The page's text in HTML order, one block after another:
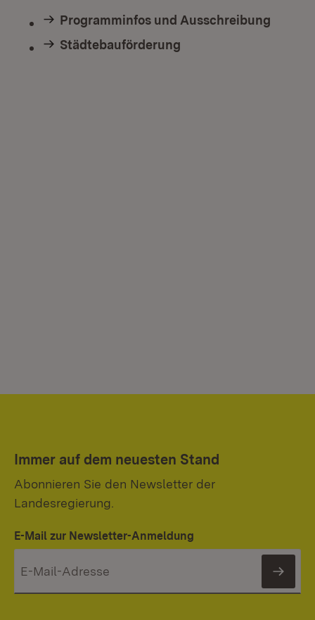
Programminfos und Ausschreibung
Städtebauförderung
Immer auf dem neuesten Stand
Abonnieren Sie den Newsletter der
Landesregierung.
E-Mail zur Newsletter-Anmeldung